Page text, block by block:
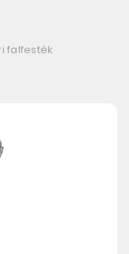
falfesték